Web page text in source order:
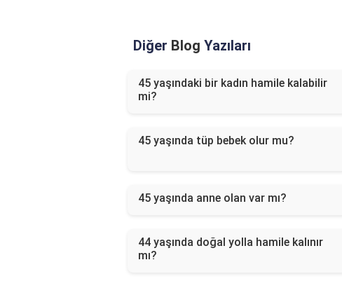
Diğer Blog Yazıları
45 yaşındaki bir kadın hamile kalabilir
mi?
45 yaşında tüp bebek olur mu?
45 yaşında anne olan var mı?
44 yaşında doğal yolla hamile kalınır
mı?